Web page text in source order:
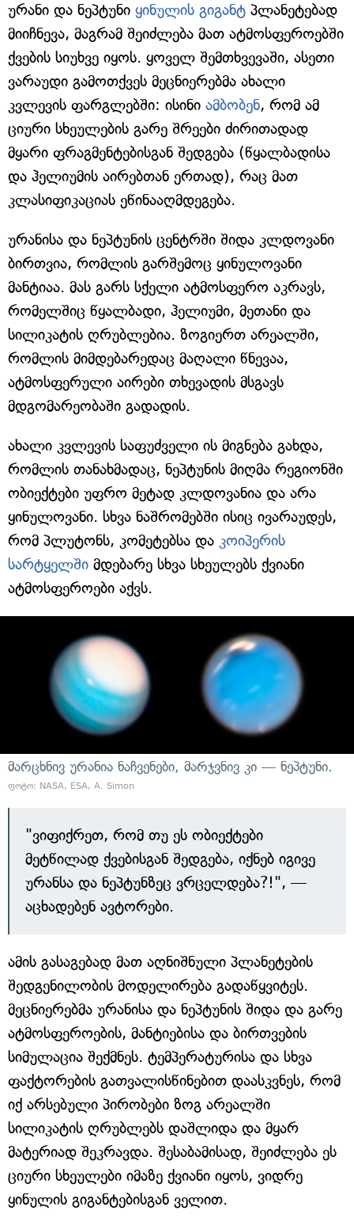
ურანი და ნეპტუნი ყინულის გიგანტ პლანეტებად
მიიჩნევა, მაგრამ შეიძლება მათ ატმოსფეროებში
ქვების სიუხვე იყოს. ყოველ შემთხვევაში, ასეთი
ვარაუდი გამოთქვეს მეცნიერებმა ახალი
კვლევის ფარგლებში: ისინი ამბობენ, რომ ამ
ციური სხეულების გარე შრეები ძირითადად
მყარი ფრაგმენტებისგან შედგება (წყალბადისა
და ჰელიუმის აირებთან ერთად), რაც მათ
კლასიფიკაციას ეწინააღმდეგება.
ურანისა და ნეპტუნის ცენტრში შიდა კლდოვანი
ბირთვია, რომლის გარშემოც ყინულოვანი
მანტიაა. მას გარს სქელი ატმოსფერო აკრავს,
რომელშიც წყალბადი, ჰელიუმი, მეთანი და
სილიკატის ღრუბლებია. ზოგიერთ არეალში,
რომლის მიმდებარედაც მაღალი წნევაა,
ატმოსფერული აირები თხევადის მსგავს
მდგომარეობაში გადადის.
ახალი კვლევის საფუძველი ის მიგნება გახდა,
რომლის თანახმადაც, ნეპტუნის მიღმა რეგიონში
ობიექტები უფრო მეტად კლდოვანია და არა
ყინულოვანი. სხვა ნაშრომებში ისიც ივარაუდეს,
რომ პლუტონს, კომეტებსა და კოიპერის
სარტყელში მდებარე სხვა სხეულებს ქვიანი
ატმოსფეროები აქვს.
მარცხნივ ურანია ნაჩვენები, მარჯვნივ კი — ნეპტუნი.
ფოტო: NASA, ESA, A. Simon
"ვიფიქრეთ, რომ თუ ეს ობიექტები
მეტწილად ქვებისგან შედგება, იქნებ იგივე
ურანსა და ნეპტუნზეც ვრცელდება?!", —
აცხადებენ ავტორები.
ამის გასაგებად მათ აღნიშნული პლანეტების
შედგენილობის მოდელირება გადაწყვიტეს.
მეცნიერებმა ურანისა და ნეპტუნის შიდა და გარე
ატმოსფეროების, მანტიებისა და ბირთვების
სიმულაცია შექმნეს. ტემპერატურისა და სხვა
ფაქტორების გათვალისწინებით დაასკვნეს, რომ
იქ არსებული პირობები ზოგ არეალში
სილიკატის ღრუბლებს დაშლიდა და მყარ
მატერიად შეკრავდა. შესაბამისად, შეიძლება ეს
ციური სხეულები იმაზე ქვიანი იყოს, ვიდრე
ყინულის გიგანტებისგან ველით.